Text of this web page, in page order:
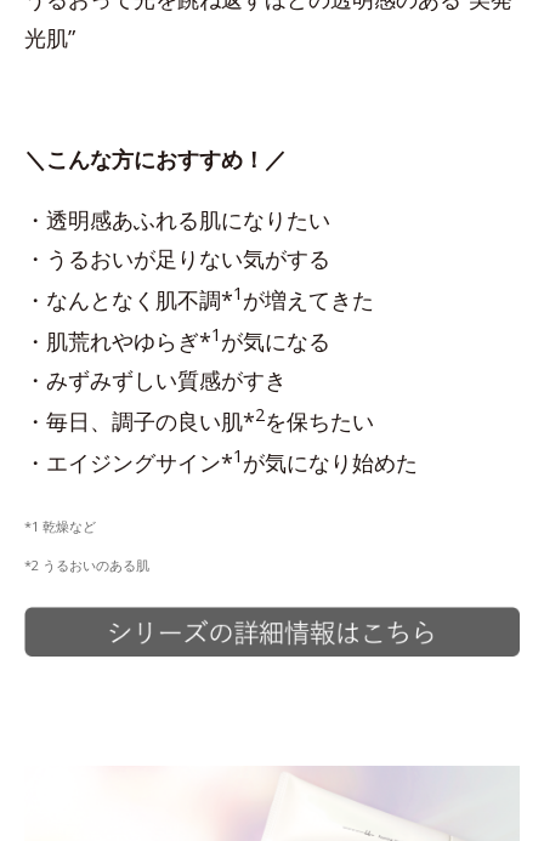
光肌”
＼こんな方におすすめ！／
・透明感あふれる肌になりたい
・うるおいが足りない気がする
・なんとなく肌不調*1 が増えてきた
・肌荒れやゆらぎ*1 が気になる
・みずみずしい質感がすき
・毎日、調子の良い肌*2を保ちたい
・エイジングサイン*1 が気になり始めた
*1 乾燥など
*2 うるおいのある肌